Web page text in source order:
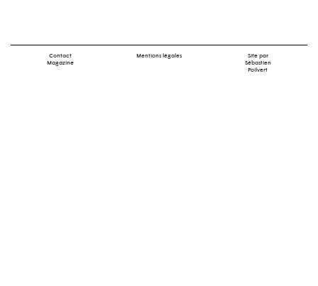
Contact
Magazine
Mentions légales
Site par
Sébastien
Poilvert